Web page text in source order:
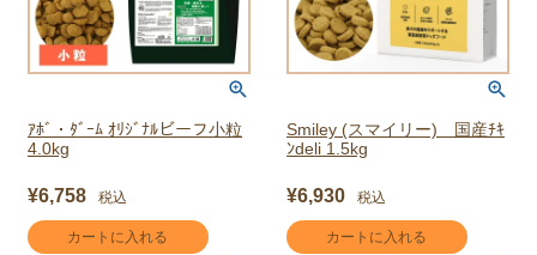
ｱﾎﾞ・ﾀﾞｰﾑ ｵﾘｼﾞﾅﾙビーフ小粒
4.0kg
¥6,758 税込
カートに入れる
Smiley (スマイリー) 国産ﾁｷ
ﾝdeli 1.5kg
¥6,930 税込
カートに入れる